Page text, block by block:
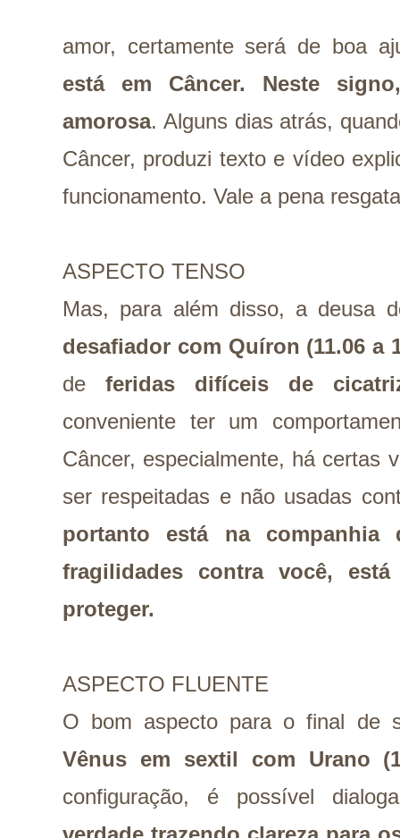
amor, certamente será de boa
está em Câncer. Neste
amorosa. Alguns dias atrás,
Câncer, produzi texto e vídeo
funcionamento. Vale a pena
ASPECTO TENSO
Mas, para além disso, a deusa
desafiador com Quíron (11.06 a
de feridas difíceis de
conveniente ter um
Câncer, especialmente, há certas
ser respeitadas e não usadas
portanto está na
fragilidades contra você,
proteger.
ASPECTO FLUENTE
O bom aspecto para o final de
Vênus em sextil com Urano
configuração, é possível